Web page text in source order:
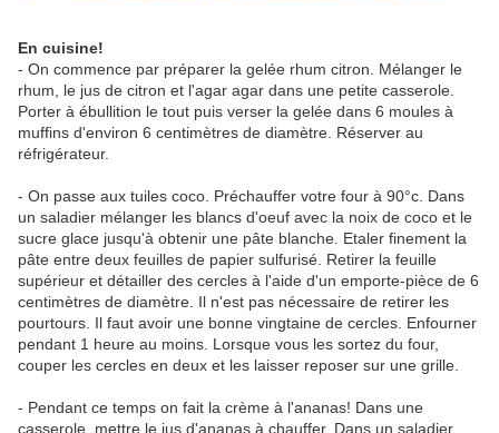
En cuisine!
- On commence par préparer la gelée rhum citron. Mélanger le
rhum, le jus de citron et l'agar agar dans une petite casserole.
Porter à ébullition le tout puis verser la gelée dans 6 moules à
muffins d'environ 6 centimètres de diamètre. Réserver au
réfrigérateur.
- On passe aux tuiles coco. Préchauffer votre four à 90°c. Dans
un saladier mélanger les blancs d'oeuf avec la noix de coco et le
sucre glace jusqu'à obtenir une pâte blanche. Etaler finement la
pâte entre deux feuilles de papier sulfurisé. Retirer la feuille
supérieur et détailler des cercles à l'aide d'un emporte-pièce de 6
centimètres de diamètre. Il n'est pas nécessaire de retirer les
pourtours. Il faut avoir une bonne vingtaine de cercles. Enfourner
pendant 1 heure au moins. Lorsque vous les sortez du four,
couper les cercles en deux et les laisser reposer sur une grille.
- Pendant ce temps on fait la crème à l'ananas! Dans une
casserole, mettre le jus d'ananas à chauffer. Dans un saladier